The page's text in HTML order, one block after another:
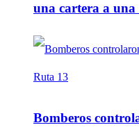
una cartera a
Bomberos